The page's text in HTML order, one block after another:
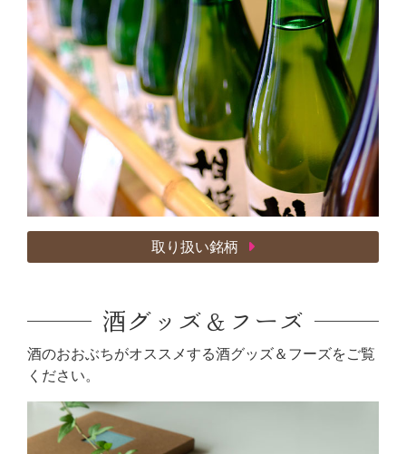
取り扱い銘柄
酒グッズ＆フーズ
酒のおおぶちがオススメする酒グッズ＆フーズをご覧
ください。